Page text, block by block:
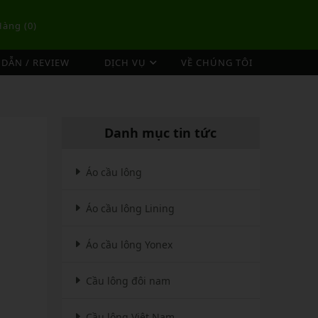
(0)
Túi Cầu Lông Lining
Túi Cầu Lông Victor
Túi Cầu Lông Apavi
MÁY ĐAN
/ REVIEW
DỊCH VỤ
VỀ CHÚNG TÔI
Danh mục tin tức
Áo cầu lông
Áo cầu lông Lining
Áo cầu lông Yonex
Cầu lông đôi nam